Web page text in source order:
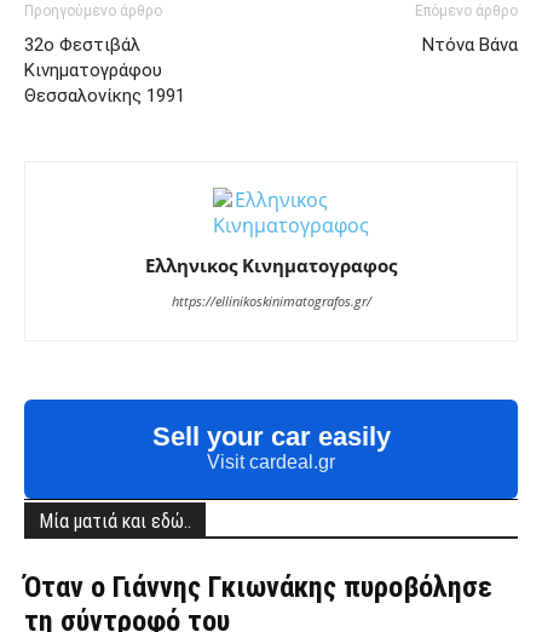
Προηγούμενο άρθρο
32ο Φεστιβάλ
Κινηματογράφου
Θεσσαλονίκης 1991
Επόμενο άρθρο
Ντόνα Βάνα
Ελληνικος Κινηματογραφος
https://ellinikoskinimatografos.gr/
Sell your car easily
Visit cardeal.gr
Μία ματιά και εδώ..
Όταν ο Γιάννης Γκιωνάκης πυροβόλησε
τη σύντροφό του